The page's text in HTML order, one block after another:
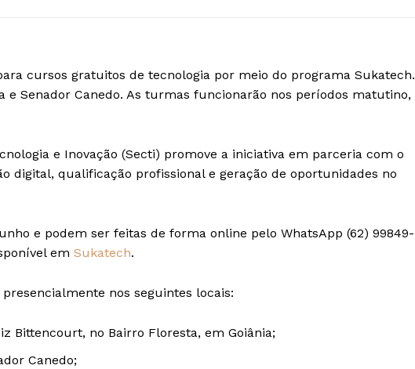
cursos gratuitos de tecnologia por meio do programa Sukatech.
e Senador Canedo. As turmas funcionarão nos períodos matutino,
e Inovação (Secti) promove a iniciativa em parceria com o
digital, qualificação profissional e geração de oportunidades no
e podem ser feitas de forma online pelo WhatsApp (62) 99849-
em Sukatech.
nos seguintes locais:
Bittencourt, no Bairro Floresta, em Goiânia;
Canedo;